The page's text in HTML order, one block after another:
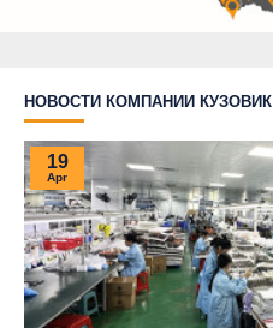
НОВОСТИ КОМПАНИИ КУЗОВИК
19
Apr